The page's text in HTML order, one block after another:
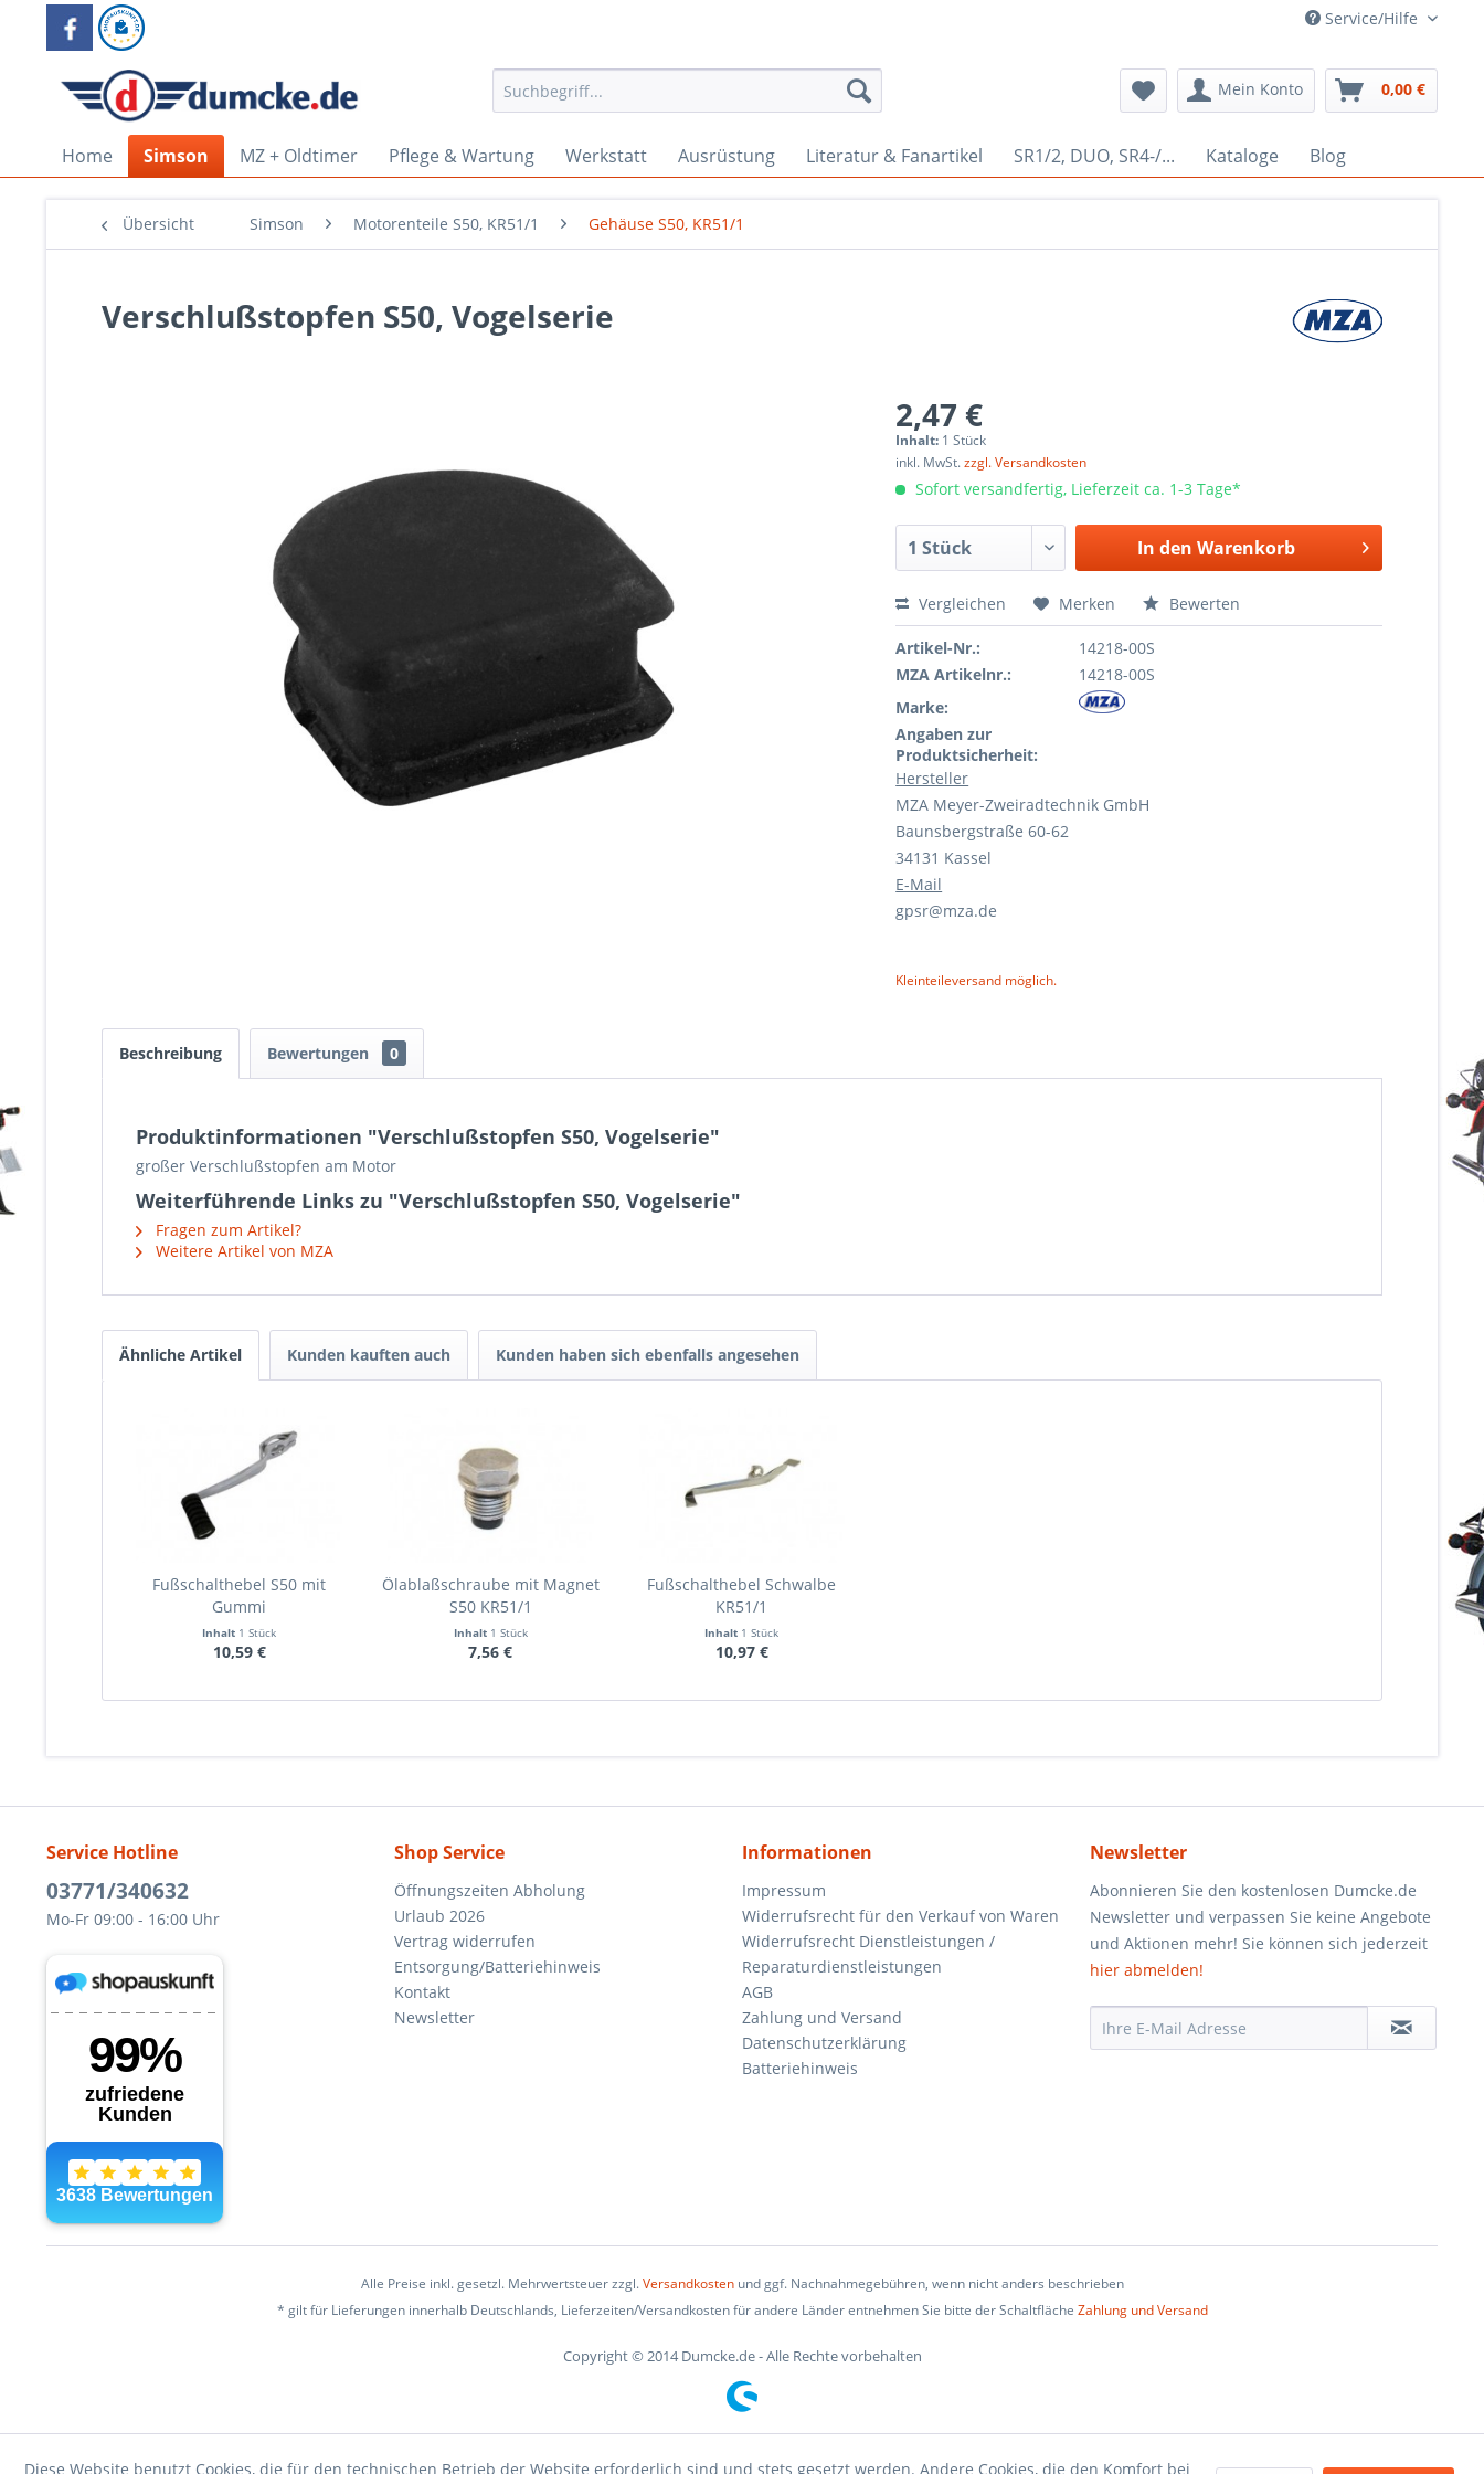
Service/Hilfe
Mein Konto 0,00 €
Home Simson MZ + Oldtimer Pflege & Wartung Werkstatt Ausrüstung Literatur & Fanartikel SR1/2, DUO, SR4-/... Kataloge Blog
Übersicht Simson Motorenteile S50, KR51/1 Gehäuse S50, KR51/1
Verschlußstopfen S50, Vogelserie
2,47 €
Inhalt: 1 Stück
inkl. MwSt.zzgl. Versandkosten
Sofort versandfertig, Lieferzeit ca. 1-3 Tage*
In den Warenkorb
Vergleichen Merken Bewerten
Artikel-Nr.:
14218-00S
MZA Artikelnr.:
14218-00S
Marke:
Angaben zur
Produktsicherheit:
Hersteller
MZA Meyer-Zweiradtechnik GmbH
Baunsbergstraße 60-62
34131 Kassel
E-Mail
gpsr@mza.de
Kleinteileversand möglich.
Beschreibung Bewertungen 0
Produktinformationen "Verschlußstopfen S50, Vogelserie"
großer Verschlußstopfen am Motor
Weiterführende Links zu "Verschlußstopfen S50, Vogelserie"
Fragen zum Artikel?
Weitere Artikel von MZA
Ähnliche Artikel Kunden kauften auch Kunden haben sich ebenfalls angesehen
Fußschalthebel S50 mit
Gummi
Inhalt 1 Stück
10,59 €
Ölablaßschraube mit Magnet
S50 KR51/1
Inhalt 1 Stück
7,56 €
Fußschalthebel Schwalbe
KR51/1
Inhalt 1 Stück
10,97 €
Service Hotline
03771/340632
Mo-Fr 09:00 - 16:00 Uhr
Shop Service
Öffnungszeiten Abholung
Urlaub 2026
Vertrag widerrufen
Entsorgung/Batteriehinweis
Kontakt
Newsletter
Informationen
Impressum
Widerrufsrecht für den Verkauf von Waren
Widerrufsrecht Dienstleistungen /
Reparaturdienstleistungen
AGB
Zahlung und Versand
Datenschutzerklärung
Batteriehinweis
Newsletter
Abonnieren Sie den kostenlosen Dumcke.de
Newsletter und verpassen Sie keine Angebote
und Aktionen mehr! Sie können sich jederzeit
hier abmelden!
Alle Preise inkl. gesetzl. Mehrwertsteuer zzgl.Versandkostenund ggf. Nachnahmegebühren, wenn nicht anders beschrieben
* gilt für Lieferungen innerhalb Deutschlands, Lieferzeiten/Versandkosten für andere Länder entnehmen Sie bitte der Schaltfläche Zahlung und Versand
Copyright © 2014 Dumcke.de - Alle Rechte vorbehalten
Diese Website benutzt Cookies, die für den technischen Betrieb der Website erforderlich sind und stets gesetzt werden. Andere Cookies, die den Komfort bei